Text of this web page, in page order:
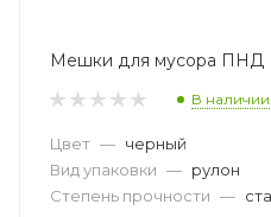
Мешки для мусора ПНД
В наличии
Цвет — черный
Вид упаковки — рулон
Степень прочности —